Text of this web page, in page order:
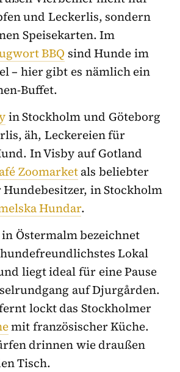
und Leckerlis, sondern
Speisekarten. Im
BBQ sind Hunde im
– hier gibt es nämlich ein
Buffet.
in Stockholm und Göteborg
äh, Leckereien für
In Visby auf Gotland
Zoomarketals beliebter
in Stockholm
Hundar.
Östermalm bezeichnet
Lokal
liegt ideal für eine Pause
auf Djurgården.
lockt das Stockholmer
mit französischer Küche.
drinnen wie draußen
Tisch.